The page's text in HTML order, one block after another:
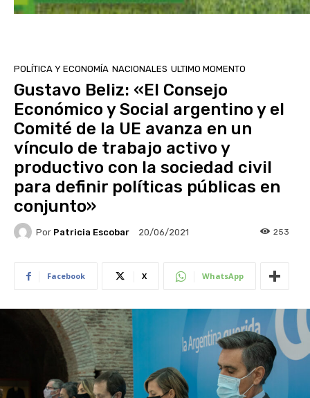
POLÍTICA Y ECONOMÍA NACIONALES ULTIMO MOMENTO
Gustavo Beliz: «El Consejo
Económico y Social argentino y el
Comité de la UE avanza en un
vínculo de trabajo activo y
productivo con la sociedad civil
para definir políticas públicas en
conjunto»
Por Patricia Escobar 20/06/2021 253
Facebook X WhatsApp